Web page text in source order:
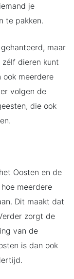
je
te pakken.
maar
dieren kunt
ook meerdere
volgen de
die ook
Oosten en de
meerdere
Dit maakt dat
zorgt de
van de
is dan ook